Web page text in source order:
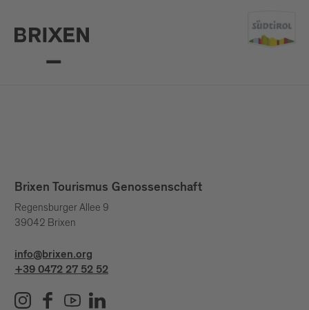
Brixen Tourismus Genossenschaft
Regensburger Allee 9
39042 Brixen
info@brixen.org
+39 0472 27 52 52